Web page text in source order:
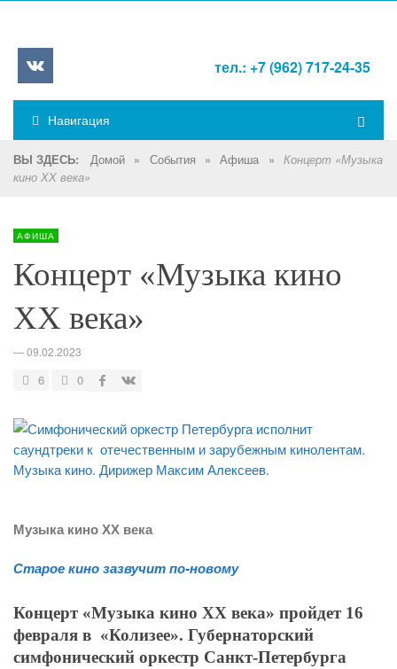
тел.: +7 (962) 717-24-35
Навигация
ВЫ ЗДЕСЬ: Домой » События » Афиша »
Концерт «Музыка
кино ХХ века»
АФИША
Концерт «Музыка кино
ХХ века»
—09.02.2023
6 0
Музыка кино ХХ века
Старое кино зазвучит по-новому
Концерт «Музыка кино ХХ века» пройдет 16
февраля в «Колизее». Губернаторский
симфонический оркестр Санкт-Петербурга